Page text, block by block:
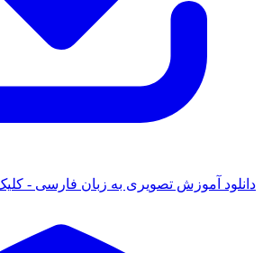
آموزش تصویری به زبان فارسی - کلیک کنید